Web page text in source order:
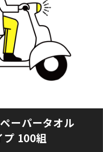
ーパータオル
プ 100組